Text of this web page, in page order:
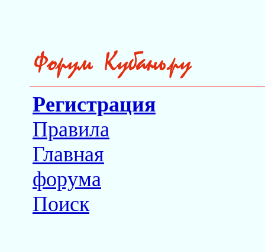
Регистрация
Правила
Главная
форума
Поиск